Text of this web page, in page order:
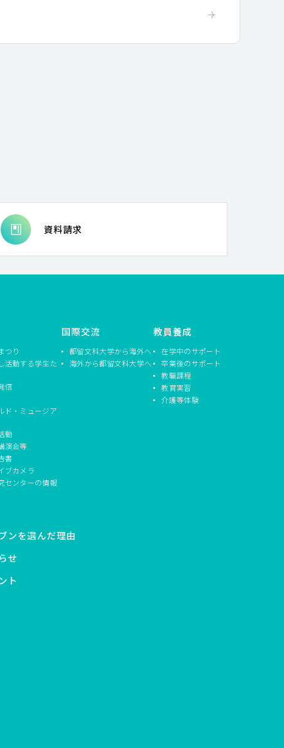
資料請求
つり
活動する学生た
信
ド・ミュージア
動
演会等
書
ブカメラ
センターの情報
国際交流
都留文科大学から海外へ
海外から都留文科大学へ
教員養成
在学中のサポート
卒業後のサポート
教職課程
教育実習
介護等体験
ンを選んだ理由
せ
ト